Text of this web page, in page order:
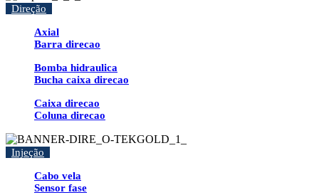
Direção
Axial
Barra direcao
Bomba hidraulica
Bucha caixa direcao
Caixa direcao
Coluna direcao
Injeção
Cabo vela
Sensor fase